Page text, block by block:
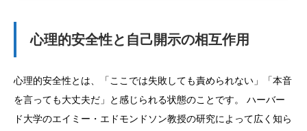
心理的安全性と自己開示の相互作用
心理的安全性とは、「ここでは失敗しても責められない」「本音
を言っても大丈夫だ」と感じられる状態のことです。 ハーバー
ド大学のエイミー・エドモンドソン教授の研究によって広く知ら